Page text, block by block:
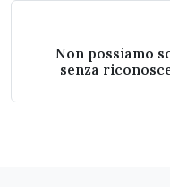
Non possiamo
senza